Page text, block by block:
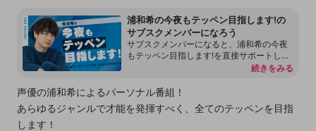
浦和希の今夜もテッペン目指します!の
サブスクメンバーになろう
サブスクメンバーになると、浦和希の今夜
もテッペン目指します!を直接サポートして
メンバー限定の特典を利用できます！ 番組
ttps://openrecnext.amebaownd.com/post
s/11101764/
続きをみる
声優の浦和希によるパーソナル番組！
あらゆるジャンルで才能を発揮すべく、全てのテッペンを目指
します！